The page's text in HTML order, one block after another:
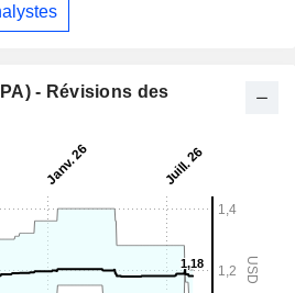
- Révisions des